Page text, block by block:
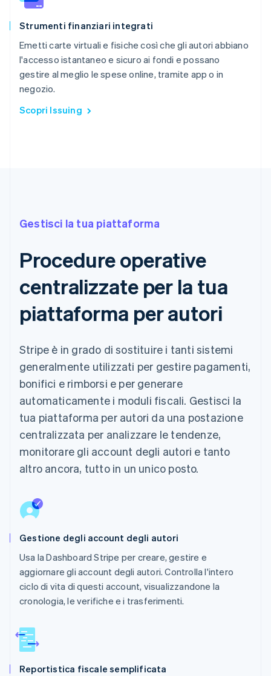
Strumenti finanziari integrati
Emetti carte virtuali e fisiche così che gli autori abbiano
l'accesso istantaneo e sicuro ai fondi e possano
gestire al meglio le spese online, tramite app o in
negozio.
Scopri Issuing
Gestisci la tua piattaforma
Procedure operative
centralizzate per la tua
piattaforma per autori
Stripe è in grado di sostituire i tanti sistemi
generalmente utilizzati per gestire pagamenti,
bonifici e rimborsi e per generare
automaticamente i moduli fiscali. Gestisci la
tua piattaforma per autori da una postazione
centralizzata per analizzare le tendenze,
monitorare gli account degli autori e tanto
altro ancora, tutto in un unico posto.
Gestione degli account degli autori
Usa la Dashboard Stripe per creare, gestire e
aggiornare gli account degli autori. Controlla l'intero
ciclo di vita di questi account, visualizzandone la
cronologia, le verifiche e i trasferimenti.
Reportistica fiscale semplificata